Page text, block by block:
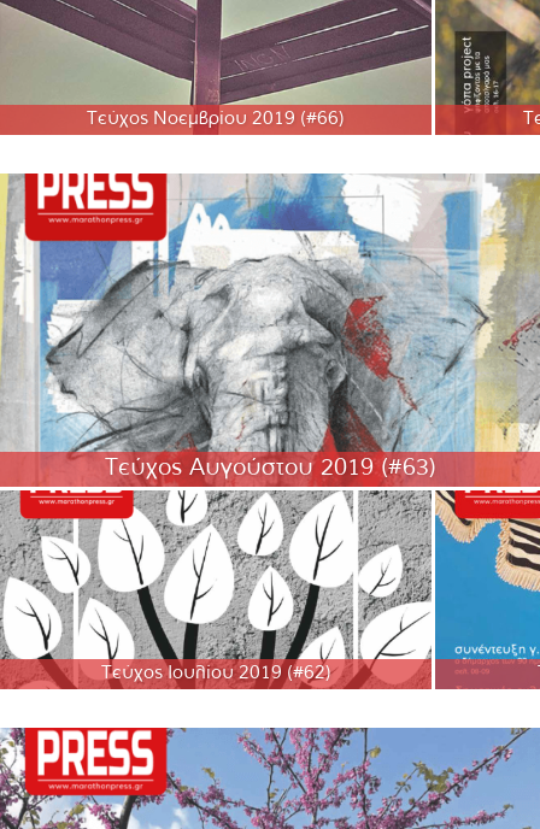
Τεύχος Νοεμβρίου 2019 (#66)
Τεύχος Αυγούστου 2019 (#63)
Τεύχος Ιουλίου 2019 (#62)